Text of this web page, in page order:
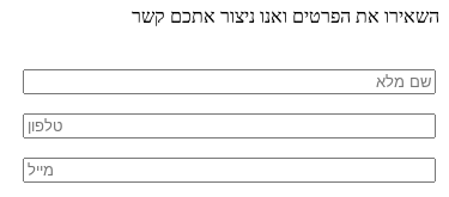
השאירו את הפרטים ואנו ניצור אתכם קשר